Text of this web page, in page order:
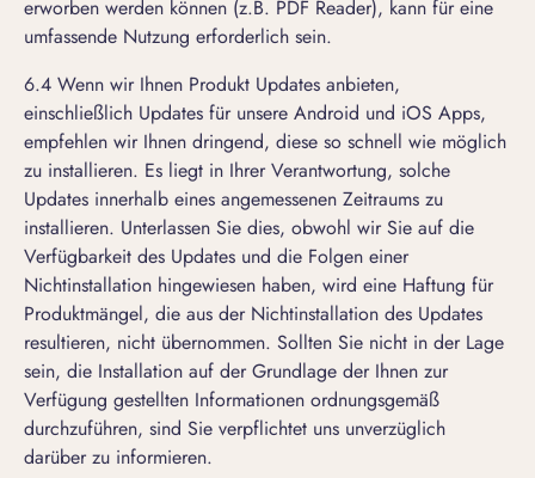
erworben werden können (z.B. PDF Reader), kann für eine
umfassende Nutzung erforderlich sein.
6.4 Wenn wir Ihnen Produkt Updates anbieten,
einschließlich Updates für unsere Android und iOS Apps,
empfehlen wir Ihnen dringend, diese so schnell wie möglich
zu installieren. Es liegt in Ihrer Verantwortung, solche
Updates innerhalb eines angemessenen Zeitraums zu
installieren. Unterlassen Sie dies, obwohl wir Sie auf die
Verfügbarkeit des Updates und die Folgen einer
Nichtinstallation hingewiesen haben, wird eine Haftung für
Produktmängel, die aus der Nichtinstallation des Updates
resultieren, nicht übernommen. Sollten Sie nicht in der Lage
sein, die Installation auf der Grundlage der Ihnen zur
Verfügung gestellten Informationen ordnungsgemäß
durchzuführen, sind Sie verpflichtet uns unverzüglich
darüber zu informieren.